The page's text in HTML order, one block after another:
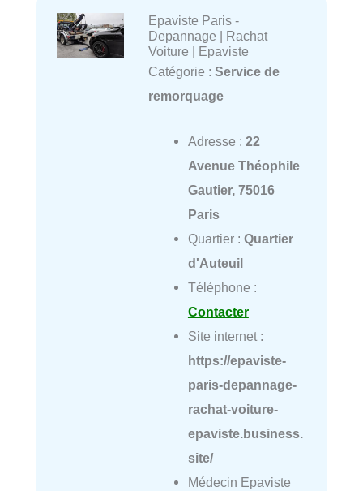
Epaviste Paris -
Depannage | Rachat
Voiture | Epaviste
Catégorie : Service de
remorquage
Adresse : 22
Avenue Théophile
Gautier, 75016
Paris
Quartier : Quartier
d'Auteuil
Téléphone :
Contacter
Site internet :
https://epaviste-
paris-depannage-
rachat-voiture-
epaviste.business.
site/
Médecin Epaviste